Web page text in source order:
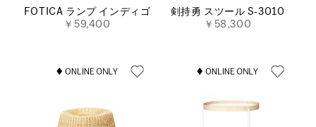
FOTICA ランプ インディゴ
￥59,400
剣持勇 スツール S‐3010
￥58,300